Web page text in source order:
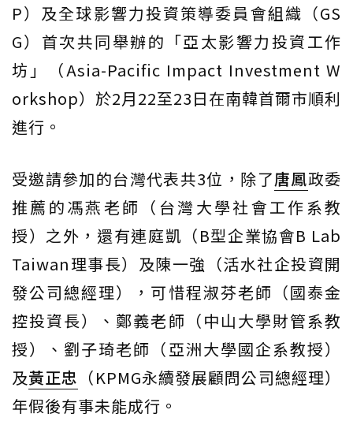
P）及全球影響力投資策導委員會組織（GS
G）首次共同舉辦的「亞太影響力投資工作
坊」（Asia-Pacific Impact Investment W
orkshop）於2月22至23日在南韓首爾市順利
進行。
受邀請參加的台灣代表共3位，除了唐鳳政委
推薦的馮燕老師（台灣大學社會工作系教
授）之外，還有連庭凱（B型企業協會B Lab
Taiwan理事長）及陳一強（活水社企投資開
發公司總經理），可惜程淑芬老師（國泰金
控投資長）、鄭義老師（中山大學財管系教
授）、劉子琦老師（亞洲大學國企系教授）
及黃正忠 （KPMG永續發展顧問公司總經理）
年假後有事未能成行。